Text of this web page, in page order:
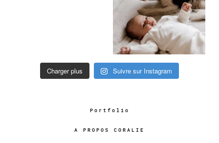
Charger plus Suivre sur Instagram
Portfolio
A PROPOS CORALIE